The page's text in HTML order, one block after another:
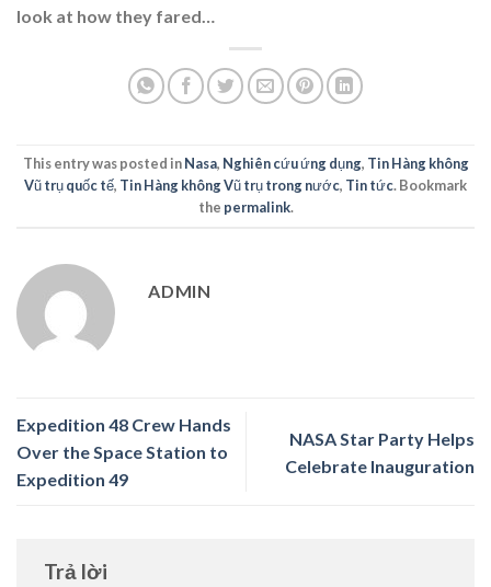
look at how they fared…
This entry was posted inNasa, Nghiên cứu ứng dụng, Tin Hàng không
Vũ trụ quốc tế, Tin Hàng không Vũ trụ trong nước, Tin tức. Bookmark
the permalink.
ADMIN
Expedition 48 Crew Hands
Over the Space Station to
Expedition 49
NASA Star Party Helps
Celebrate Inauguration
Trả lời